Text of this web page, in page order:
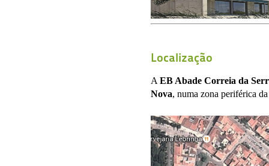
Localização
AEB Abade Correia da
Nova, numa zona periférica